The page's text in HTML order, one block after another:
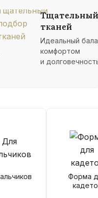
тканей
Идеальный
комфортом
и
Форма